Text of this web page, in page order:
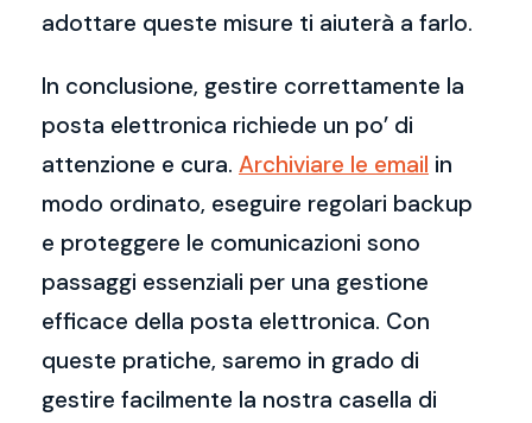
adottare queste misure ti aiuterà a farlo.
In conclusione, gestire correttamente la
posta elettronica richiede un po’ di
attenzione e cura. Archiviare le email in
modo ordinato, eseguire regolari backup
e proteggere le comunicazioni sono
passaggi essenziali per una gestione
efficace della posta elettronica. Con
queste pratiche, saremo in grado di
gestire facilmente la nostra casella di